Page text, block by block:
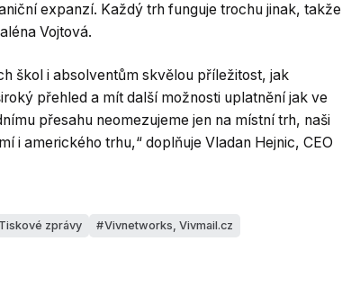
expanzí. Každý trh funguje trochu jinak, takže
Vojtová.
škol i absolventům skvělou příležitost, jak
přehled a mít další možnosti uplatnění jak ve
přesahu neomezujeme jen na místní trh, naši
i amerického trhu,“ doplňuje Vladan Hejnic, CEO
Tiskové zprávy
Vivnetworks, Vivmail.cz